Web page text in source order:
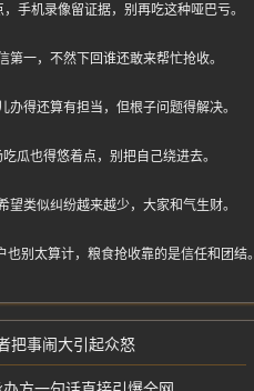
手机录像留证据，别再吃这种哑巴亏。
一，不然下回谁还敢来帮忙抢收。
得还算有担当，但根子问题得解决。
瓜也得悠着点，别把自己绕进去。
类似纠纷越来越少，大家和气生财。
别太算计，粮食抢收靠的是信任和团结。
把事闹大引起众怒